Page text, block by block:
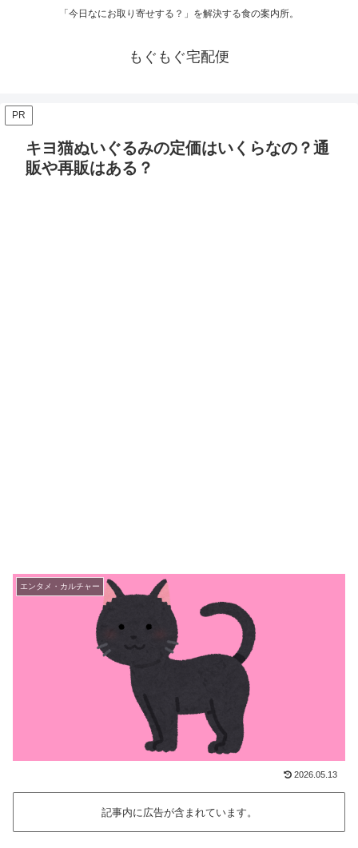
「今日なにお取り寄せする？」を解決する食の案内所。
もぐもぐ宅配便
PR
キヨ猫ぬいぐるみの定価はいくらなの？通
販や再販はある？
エンタメ・カルチャー
2026.05.13
記事内に広告が含まれています。